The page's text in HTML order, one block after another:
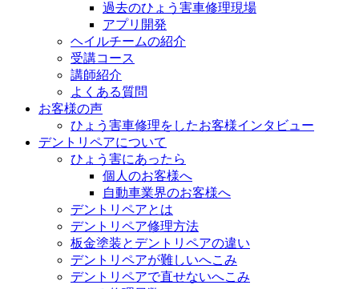
過去のひょう害車修理現場
アプリ開発
ヘイルチームの紹介
受講コース
講師紹介
よくある質問
お客様の声
ひょう害車修理をしたお客様インタビュー
デントリペアについて
ひょう害にあったら
個人のお客様へ
自動車業界のお客様へ
デントリペアとは
デントリペア修理方法
板金塗装とデントリペアの違い
デントリペアが難しいへこみ
デントリペアで直せないへこみ